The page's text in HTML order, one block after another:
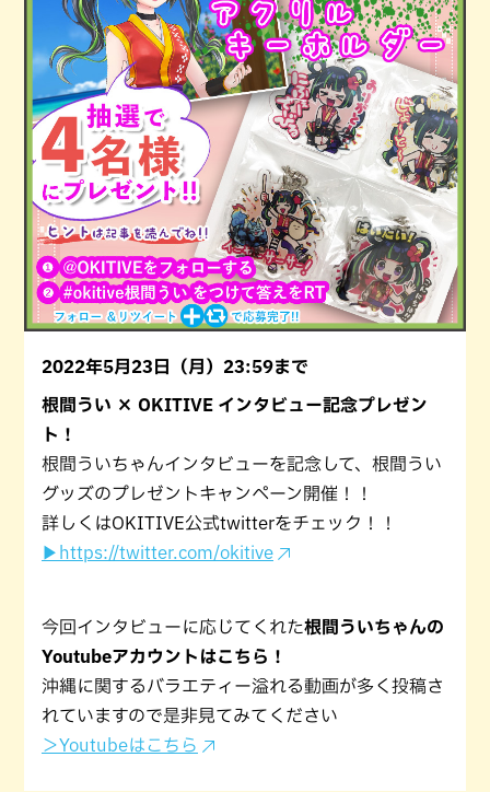
2022年5月23日（月）23:59まで
根間うい × OKITIVE インタビュー記念プレゼン
ト！
根間ういちゃんインタビューを記念して、根間うい
グッズのプレゼントキャンペーン開催！！
詳しくはOKITIVE公式twitterをチェック！！
▶︎https://twitter.com/okitive
今回インタビューに応じてくれた根間ういちゃんの
Youtubeアカウントはこちら！
沖縄に関するバラエティー溢れる動画が多く投稿さ
れていますので是非見てみてください
＞Youtubeはこちら